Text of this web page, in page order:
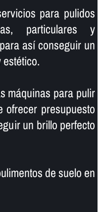
para pulidos
particulares y
así­ conseguir un
máquinas para pulir
ofrecer presupuesto
un brillo perfecto
de suelo en